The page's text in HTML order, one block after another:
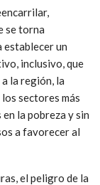
se torna
establecer un
inclusivo, que
la región, la
sectores más
la pobreza y sin
a favorecer al
el peligro de la